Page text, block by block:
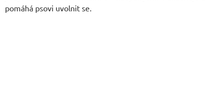
pomáhá psovi uvolnit se.